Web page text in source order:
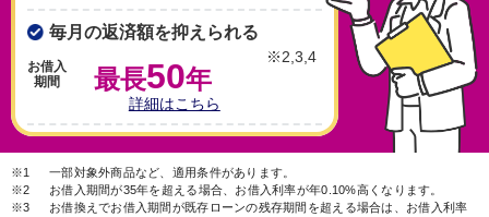
毎月の返済額を抑えられる
お借入
期間
最長50年
※2,3,4
詳細はこちら
※1
一部対象外商品など、適用条件があります。
※2
お借入期間が35年を超える場合、お借入利率が年0.10%高くなります。
※3
お借換えでお借入期間が既存ローンの残存期間を超える場合は、お借入利率